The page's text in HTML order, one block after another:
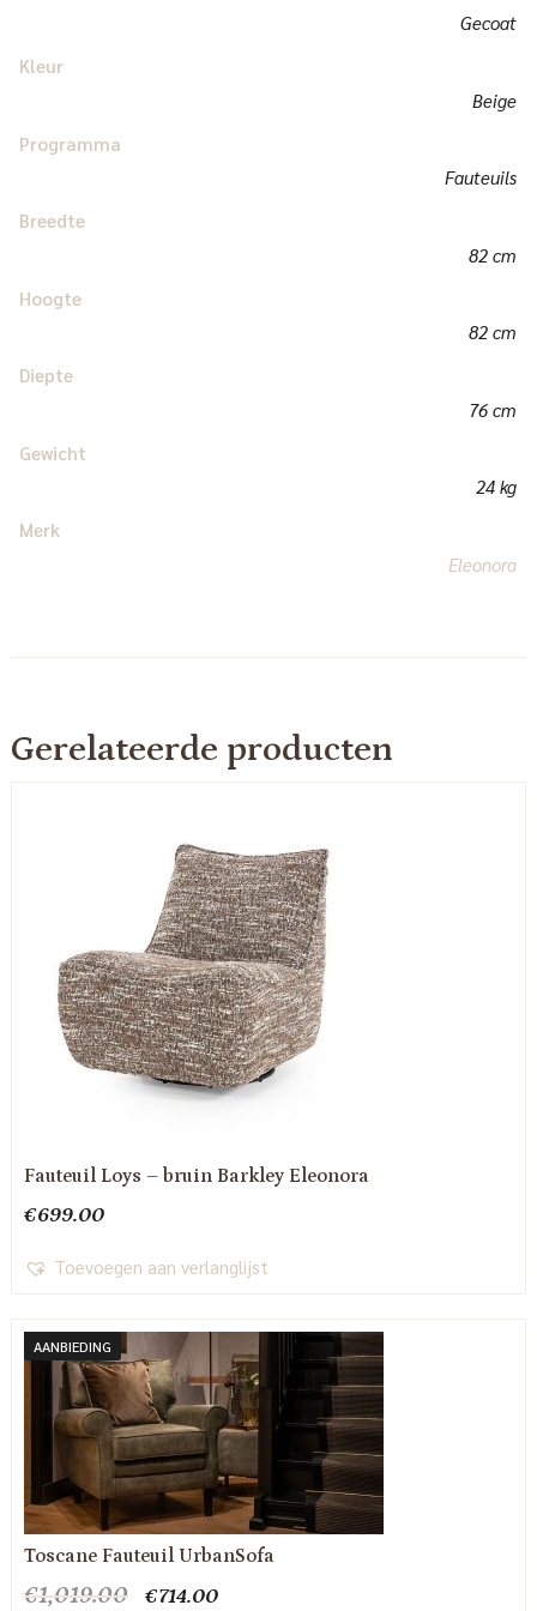
Gecoat
Kleur
Beige
Programma
Fauteuils
Breedte
82 cm
Hoogte
82 cm
Diepte
76 cm
Gewicht
24 kg
Merk
Eleonora
Gerelateerde producten
Fauteuil Loys – bruin Barkley Eleonora
€699.00
Toevoegen aan verlanglijst
AANBIEDING
Toscane Fauteuil UrbanSofa
€1,019.00
Oorspronkelijke
€714.00Huidige